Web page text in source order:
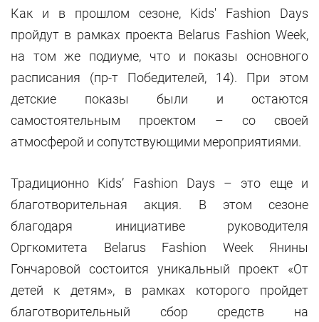
Как и в прошлом сезоне, Kids' Fashion Days
пройдут в рамках проекта Belarus Fashion Week,
на том же подиуме, что и показы основного
расписания (пр-т Победителей, 14). При этом
детские показы были и остаются
самостоятельным проектом – со своей
атмосферой и сопутствующими мероприятиями.
Традиционно Kids’ Fashion Days – это еще и
благотворительная акция. В этом сезоне
благодаря инициативе руководителя
Оргкомитета Belarus Fashion Week Янины
Гончаровой состоится уникальный проект «От
детей к детям», в рамках которого пройдет
благотворительный сбор средств на